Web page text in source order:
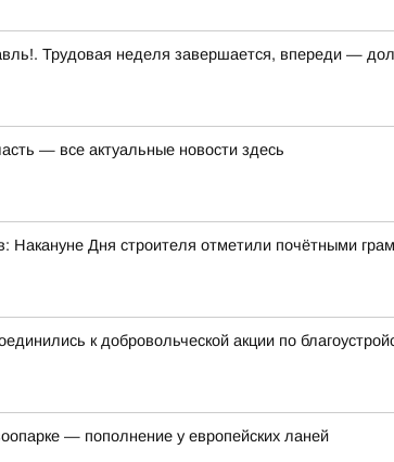
Трудовая неделя завершается, впереди —
— все актуальные новости здесь
Накануне Дня строителя отметили почётными
к добровольческой акции по
— пополнение у европейских ланей